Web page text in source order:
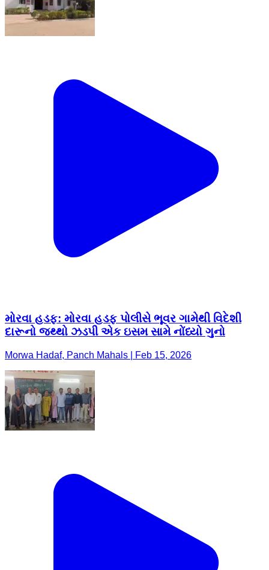
મોરવા હડફ: મોરવા હડફ પોલીસે ભૂવર ગામેથી વિદેશી
દારૂનો જથ્થો ઝડપી એક ઇસમ સામે નોંધ્યો ગુનો
Morwa Hadaf, Panch Mahals | Feb 15, 2026